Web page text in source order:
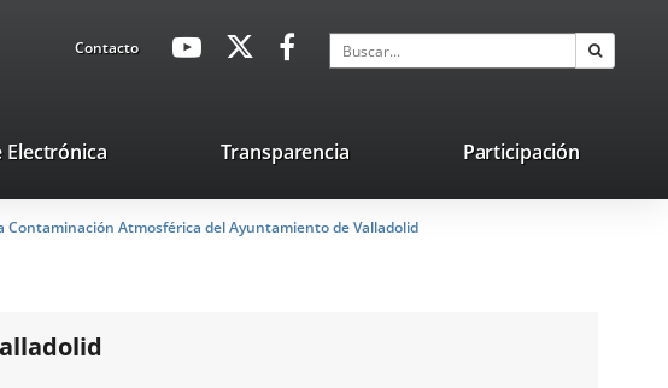
ContactoavaHeaderSocial
Enlace
externa.
Enlace
aplicación
externa.
Enlace
aplicación
externa.
Buscar
ElectrónicaEnlace
una
aplicación
Transparencia Participación
Contaminación Atmosférica del Ayuntamiento de Valladolid